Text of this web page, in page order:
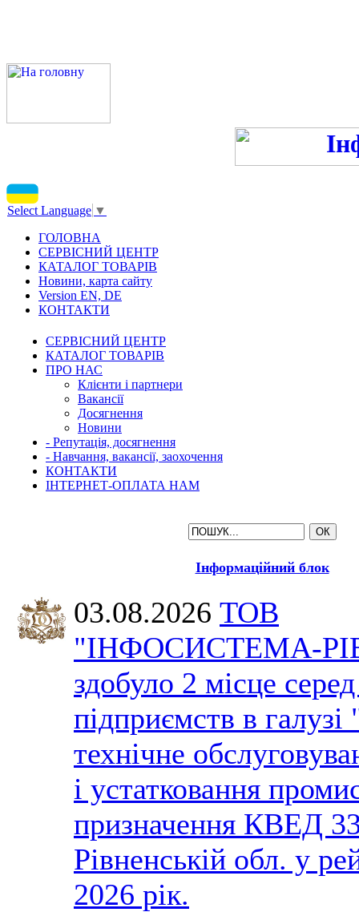
Select Language ▼
ГОЛОВНА
СЕРВІСНИЙ ЦЕНТР
КАТАЛОГ ТОВАРІВ
Новини, карта сайту
Version EN, DE
КОНТАКТИ
СЕРВІСНИЙ ЦЕНТР
КАТАЛОГ ТОВАРІВ
ПРО НАС
Клієнти і партнери
Вакансії
Досягнення
Новини
- Репутація, досягнення
- Навчання, вакансії, заохочення
КОНТАКТИ
ІНТЕРНЕТ-ОПЛАТА НАМ
Інформаційний блок
03.08.2026 ТОВ
"ІНФОСИСТЕМА-
здобуло 2 місце
підприємств в галузі
технічне
і устатковання
призначення КВЕД
Рівненській обл. у
2026 рік.